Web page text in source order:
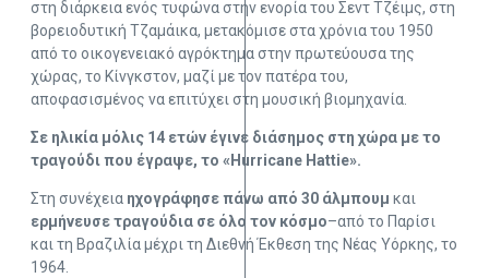
στη διάρκεια ενός τυφώνα στην ενορία του Σεντ Τζέιμς, στη
βορειοδυτική Τζαμάικα, μετακόμισε στα χρόνια του 1950
από το οικογενειακό αγρόκτημα στην πρωτεύουσα της
χώρας, το Κίνγκστον, μαζί με τον πατέρα του,
αποφασισμένος να επιτύχει στη μουσική βιομηχανία.
Σε ηλικία μόλις 14 ετών έγινε διάσημος στη χώρα με το
τραγούδι που έγραψε, το «Hurricane Hattie».
Στη συνέχεια ηχογράφησε πάνω από 30 άλμπουμ και
ερμήνευσε τραγούδια σε όλο τον κόσμο–από το Παρίσι
και τη Βραζιλία μέχρι τη Διεθνή Έκθεση της Νέας Υόρκης, το
1964.